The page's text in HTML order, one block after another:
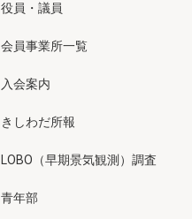
役員・議員
会員事業所一覧
入会案内
きしわだ所報
LOBO（早期景気観測）調査
青年部